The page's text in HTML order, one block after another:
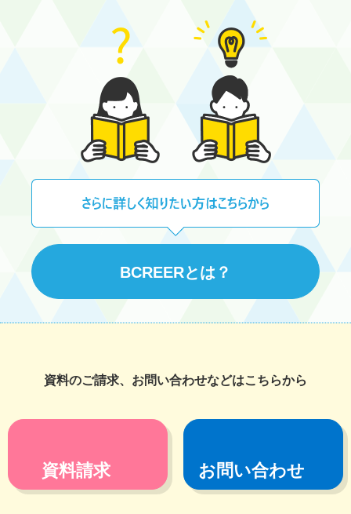
BCREERとは？
資料のご請求、お問い合わせなどはこちらから
資料請求 お問い合わせ